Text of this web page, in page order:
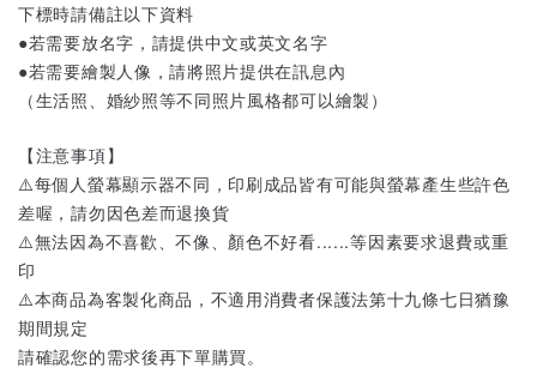
下標時請備註以下資料
●若需要放名字，請提供中文或英文名字
●若需要繪製人像，請將照片提供在訊息內
（生活照、婚紗照等不同照片風格都可以繪製）
【注意事項】
⚠️每個人螢幕顯示器不同，印刷成品皆有可能與螢幕產生些許色
差喔，請勿因色差而退換貨
⚠️無法因為不喜歡、不像、顏色不好看......等因素要求退費或重
印
⚠️本商品為客製化商品，不適用消費者保護法第十九條七日猶豫
期間規定
請確認您的需求後再下單購買。